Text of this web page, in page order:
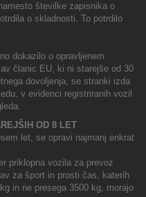
številke zapisnika o
o skladnosti. To potrdilo
dokazilo o opravljenem
članic EU, ki ni starejše od 30
dovoljenja, se stranki izda
v evidenci registriranih vozil
OD 8 LET
let, se opravi najmanj enkrat
priklopna vozila za prevoz
za šport in prosti čas, katerih
in ne presega 3500 kg, morajo